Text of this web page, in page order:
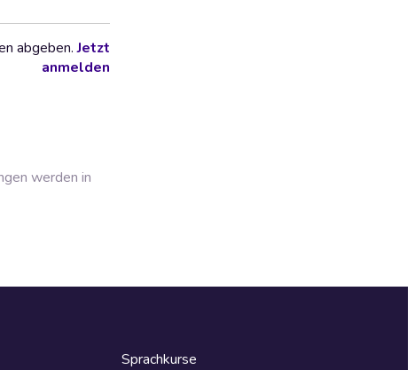
abgeben.Jetzt
anmelden
werden in
Sprachkurse